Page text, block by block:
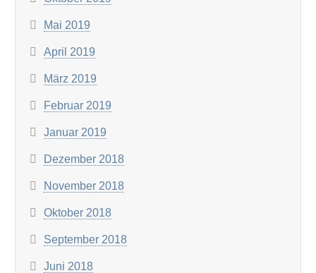
Mai 2019
April 2019
März 2019
Februar 2019
Januar 2019
Dezember 2018
November 2018
Oktober 2018
September 2018
Juni 2018